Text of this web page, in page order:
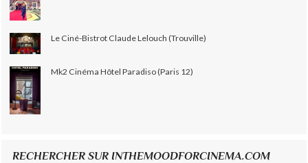
Le Ciné-Bistrot Claude Lelouch (Trouville)
Mk2 Cinéma Hôtel Paradiso (Paris 12)
RECHERCHER SUR INTHEMOODFORCINEMA.COM